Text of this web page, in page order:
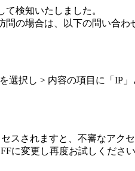
検知いたしました。
の場合は、以下の問い合わ
選択し > 内容の項目に「IP
スされますと、不審なアク
に変更し再度お試しください